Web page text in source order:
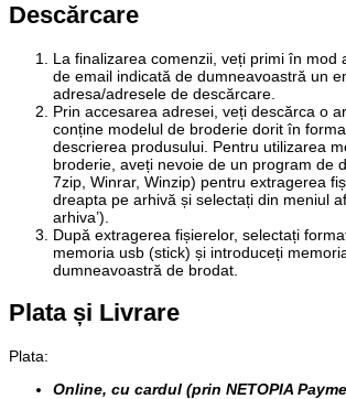
Descărcare
La finalizarea comenzii, veți primi în mod
de email indicată de dumneavoastră un
adresa/adresele de descărcare.
Prin accesarea adresei, veți descărca o
conține modelul de broderie dorit în
descrierea produsului. Pentru utilizarea
broderie, aveți nevoie de un program de
7zip, Winrar, Winzip) pentru extragerea
dreapta pe arhivă și selectați din meniul
arhiva’).
După extragerea fișierelor, selectați
memoria usb (stick) și introduceți
dumneavoastră de brodat.
Plata și Livrare
Plata:
Online, cu cardul (prin NETOPIA